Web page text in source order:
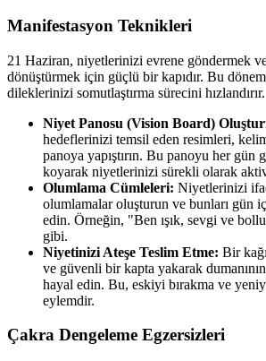
Manifestasyon Teknikleri
21 Haziran, niyetlerinizi evrene göndermek
dönüştürmek için güçlü bir kapıdır. Bu
dileklerinizi somutlaştırma sürecini hızlandırır.
Niyet Panosu (Vision Board)
hedeflerinizi temsil eden resimleri,
panoya yapıştırın. Bu panoyu her gün
koyarak niyetlerinizi sürekli olarak
Olumlama Cümleleri: Niyetlerinizi
olumlamalar oluşturun ve bunları gün
edin. Örneğin, "Ben ışık, sevgi ve
gibi.
Niyetinizi Ateşe Teslim Etme: Bir
ve güvenli bir kapta yakarak
hayal edin. Bu, eskiyi bırakma ve
eylemdir.
Çakra Dengeleme Egzersizleri